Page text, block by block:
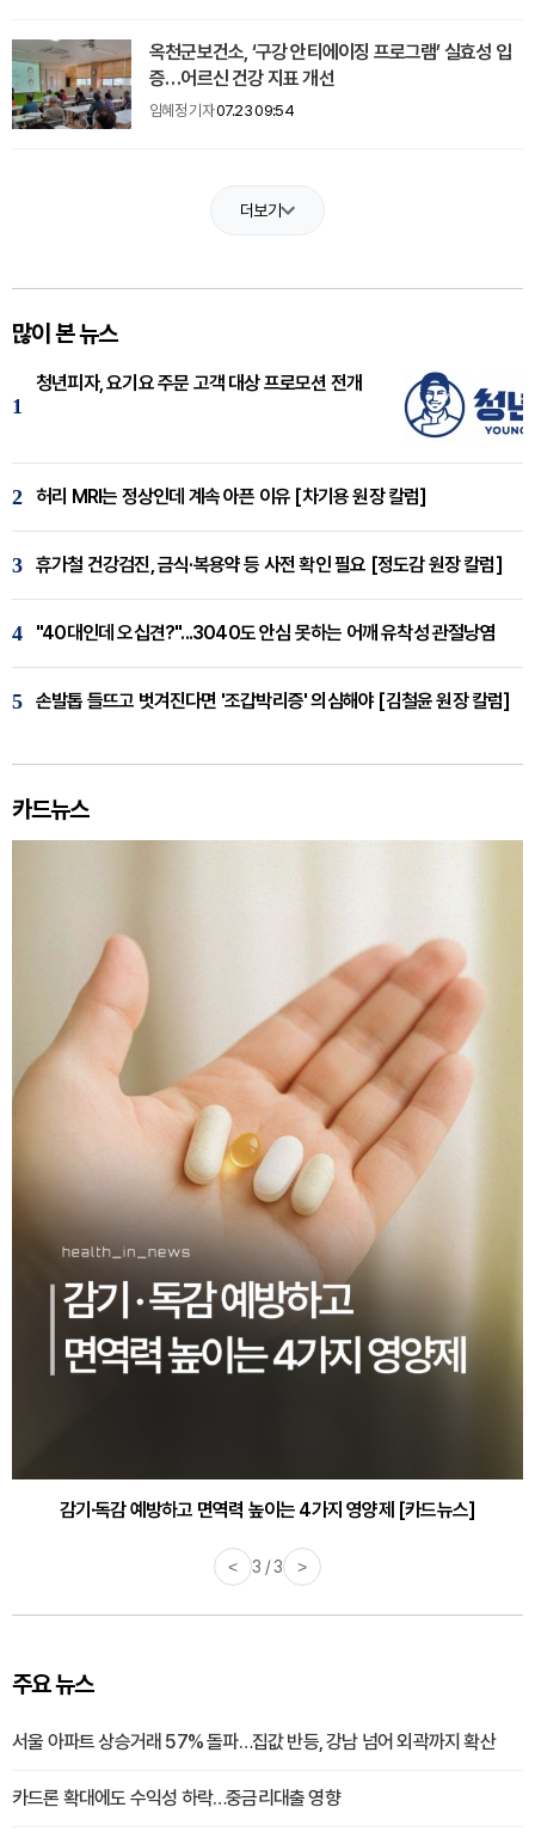
옥천군보건소, ‘구강 안티에이징 프로그램’ 실효성 입
증…어르신 건강 지표 개선
임혜정 기자07.23 09:54
더보기
많이 본 뉴스
1
청년피자, 요기요 주문 고객 대상 프로모션 전개
2 허리 MRI는 정상인데 계속 아픈 이유 [차기용 원장 칼럼]
3 휴가철 건강검진, 금식·복용약 등 사전 확인 필요 [정도감 원장 칼럼]
4 "40대인데 오십견?"...3040도 안심 못하는 어깨 유착성 관절낭염
5 손발톱 들뜨고 벗겨진다면 '조갑박리증' 의심해야 [김철윤 원장 칼럼]
카드뉴스
감기·독감 예방하고 면역력 높이는 4가지 영양제 [카드뉴스]
< 3 / 3 >
주요 뉴스
서울 아파트 상승거래 57% 돌파…집값 반등, 강남 넘어 외곽까지 확산
카드론 확대에도 수익성 하락…중금리대출 영향